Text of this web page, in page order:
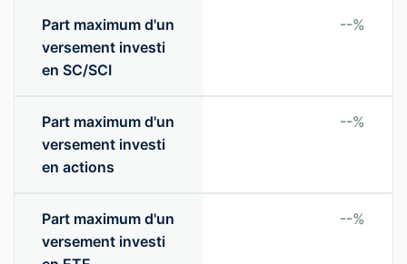
Part maximum d'un
versement investi
en SC/SCI
--%
Part maximum d'un
versement investi
en actions
--%
Part maximum d'un
versement investi
--%